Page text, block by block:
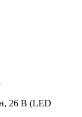
26 В (LED